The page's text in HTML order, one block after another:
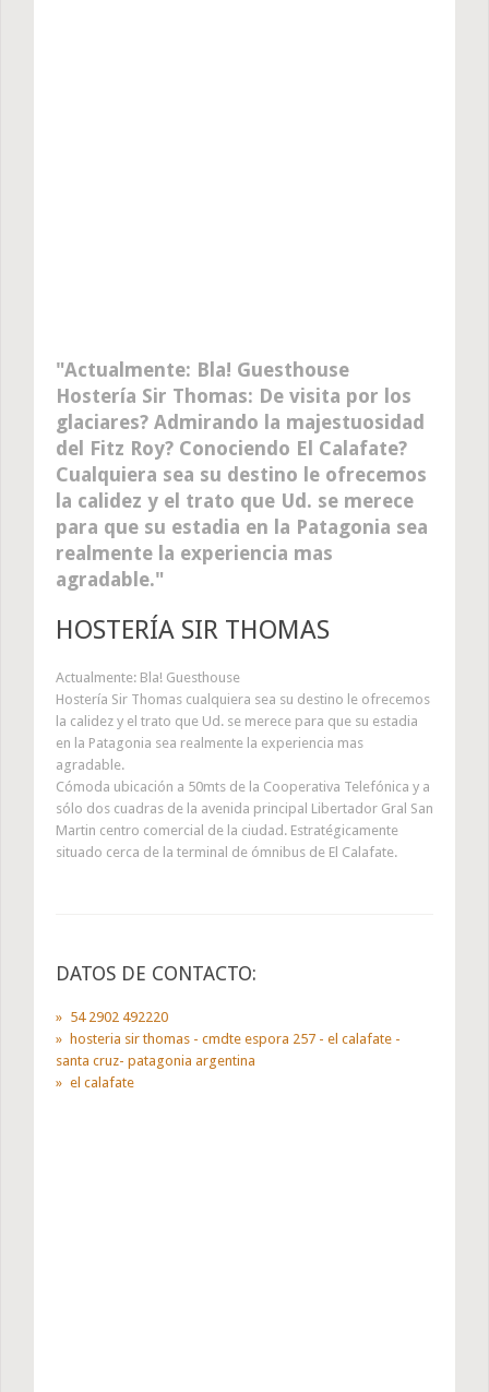
Actualmente: Bla! Guesthouse
Hostería Sir Thomas: De visita por los
glaciares? Admirando la majestuosidad
del Fitz Roy? Conociendo El Calafate?
Cualquiera sea su destino le ofrecemos
la calidez y el trato que Ud. se merece
para que su estadia en la Patagonia sea
realmente la experiencia mas
agradable.
HOSTERÍA SIR THOMAS
Actualmente: Bla! Guesthouse
Hostería Sir Thomas cualquiera sea su destino le ofrecemos
la calidez y el trato que Ud. se merece para que su estadia
en la Patagonia sea realmente la experiencia mas
agradable.
Cómoda ubicación a 50mts de la Cooperativa Telefónica y a
sólo dos cuadras de la avenida principal Libertador Gral San
Martin centro comercial de la ciudad. Estratégicamente
situado cerca de la terminal de ómnibus de El Calafate.
DATOS DE CONTACTO:
54 2902 492220
hosteria sir thomas - cmdte espora 257 - el calafate -
santa cruz- patagonia argentina
el calafate